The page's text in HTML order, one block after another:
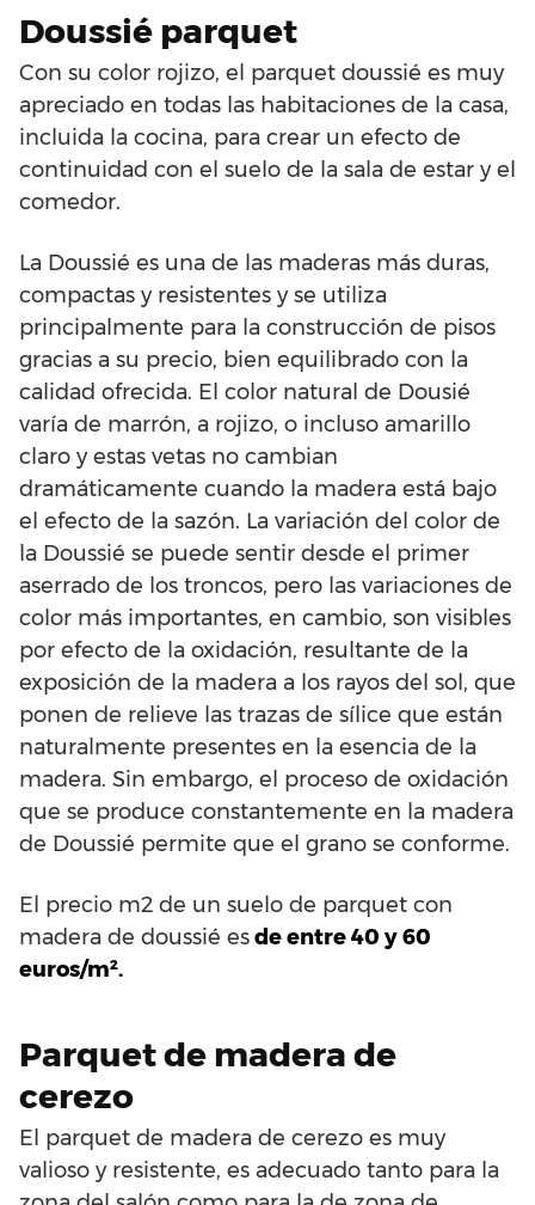
Doussié parquet
Con su color rojizo, el parquet doussié es muy
apreciado en todas las habitaciones de la casa,
incluida la cocina, para crear un efecto de
continuidad con el suelo de la sala de estar y el
comedor.
La Doussié es una de las maderas más duras,
compactas y resistentes y se utiliza
principalmente para la construcción de pisos
gracias a su precio, bien equilibrado con la
calidad ofrecida. El color natural de Dousié
varía de marrón, a rojizo, o incluso amarillo
claro y estas vetas no cambian
dramáticamente cuando la madera está bajo
el efecto de la sazón. La variación del color de
la Doussié se puede sentir desde el primer
aserrado de los troncos, pero las variaciones de
color más importantes, en cambio, son visibles
por efecto de la oxidación, resultante de la
exposición de la madera a los rayos del sol, que
ponen de relieve las trazas de sílice que están
naturalmente presentes en la esencia de la
madera. Sin embargo, el proceso de oxidación
que se produce constantemente en la madera
de Doussié permite que el grano se conforme.
El precio m2 de un suelo de parquet con
madera de doussié esde entre 40 y 60
euros/m².
Parquet de madera de
cerezo
El parquet de madera de cerezo es muy
valioso y resistente, es adecuado tanto para la